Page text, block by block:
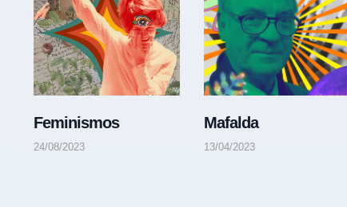
Feminismos
24/08/2023
Mafalda
13/04/2023